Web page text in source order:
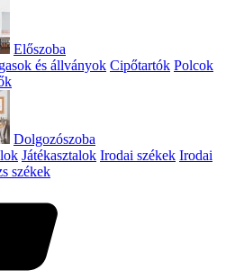
Előszoba
és állványok Cipőtartók Polcok
Dolgozószoba
Játékasztalok Irodai székek Irodai
székek